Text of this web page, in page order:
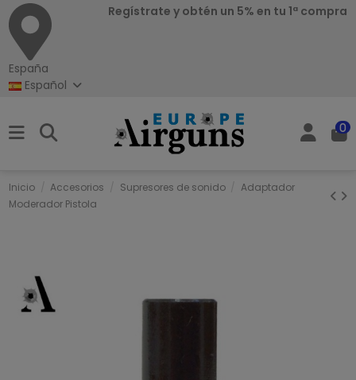
España
Regístrate y obtén un 5% en tu 1ª compra
Español
0
Inicio Accesorios Supresores de sonido
Adaptador
Moderador Pistola